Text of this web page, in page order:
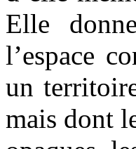
Elle
l’espace
un
mais dont